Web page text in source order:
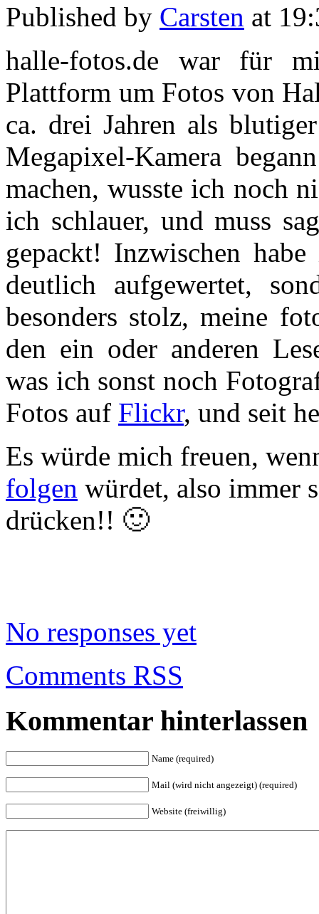
Published by Carsten at
halle-fotos.de war für
Plattform um Fotos von
ca. drei Jahren als
Megapixel-Kamera
machen, wusste ich noch
ich schlauer, und muss
gepackt! Inzwischen
deutlich aufgewertet,
besonders stolz, meine
den ein oder anderen
was ich sonst noch
Fotos auf Flickr, und seit
Es würde mich freuen,
folgen würdet, also immer
drücken!! 🙂
No responses yet
Comments RSS
Kommentar hinterlassen
Name (required)
Mail (wird nicht angezeigt) (required)
Website (freiwillig)